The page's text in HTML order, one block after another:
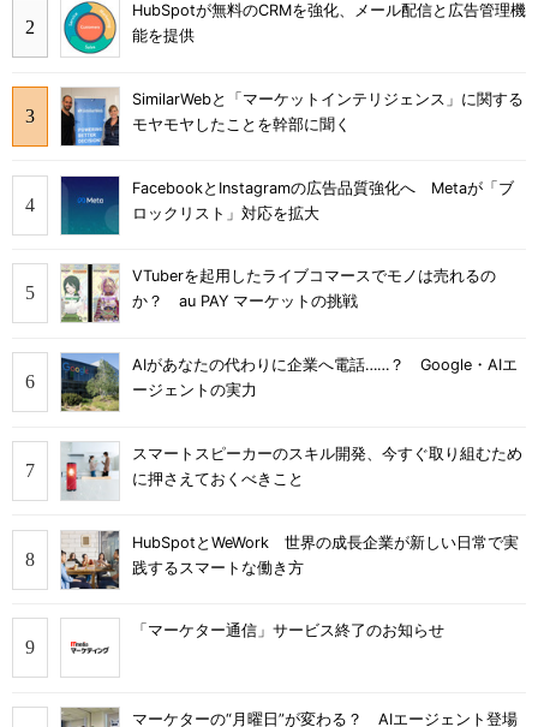
HubSpotが無料のCRMを強化、メール配信と広告管理機
能を提供
SimilarWebと「マーケットインテリジェンス」に関する
モヤモヤしたことを幹部に聞く
FacebookとInstagramの広告品質強化へ Metaが「ブ
ロックリスト」対応を拡大
VTuberを起用したライブコマースでモノは売れるの
か？ au PAY マーケットの挑戦
AIがあなたの代わりに企業へ電話……？ Google・AIエ
ージェントの実力
スマートスピーカーのスキル開発、今すぐ取り組むため
に押さえておくべきこと
HubSpotとWeWork 世界の成長企業が新しい日常で実
践するスマートな働き方
「マーケター通信」サービス終了のお知らせ
マーケターの“月曜日”が変わる？ AIエージェント登場